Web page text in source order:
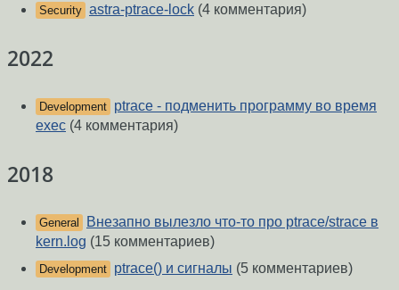
Security astra-ptrace-lock (4 комментария)
2022
Development ptrace - подменить программу во время
exec (4 комментария)
2018
General
Внезапно вылезло что-то про ptrace/strace в
kern.log (15 комментариев)
Development ptrace() и сигналы (5 комментариев)